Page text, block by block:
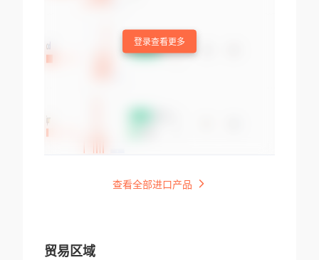
登录查看更多
查看全部进口产品
贸易区域